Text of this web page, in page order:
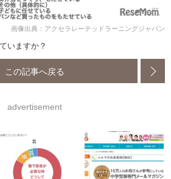
画像出典：アクセラレーテッドラーニングジャパン
いますか？
この記事へ戻る
advertisement